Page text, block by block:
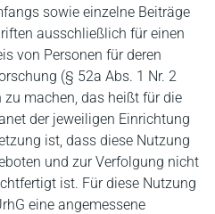
sowie einzelne Beiträge
ausschließlich für einen
von Personen für deren
(§ 52a Abs. 1 Nr. 2
machen, das heißt für die
der jeweiligen Einrichtung
ist, dass diese Nutzung
und zur Verfolgung nicht
ist. Für diese Nutzung
eine angemessene